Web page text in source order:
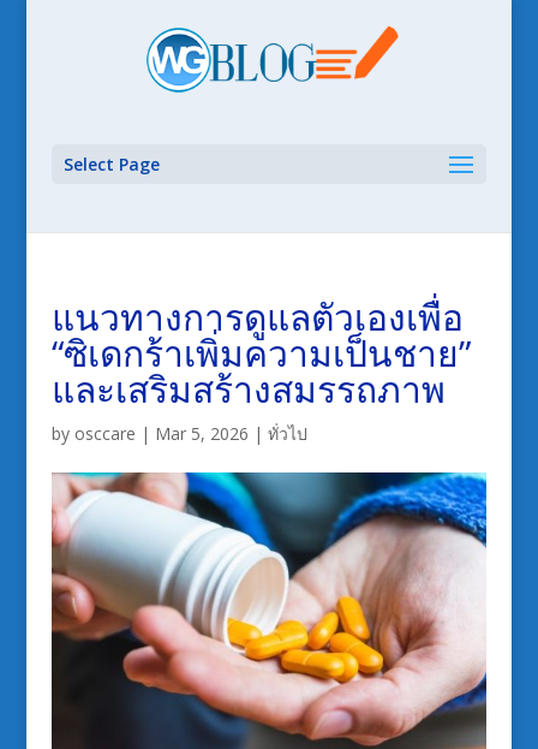
Select Page
แนวทางการดูแลตัวเองเพื่อ
“ซิเดกร้าเพิ่มความเป็นชาย”
และเสริมสร้างสมรรถภาพ
by osccare | Mar 5, 2026 | ทั่วไป